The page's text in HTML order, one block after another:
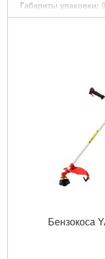
Габариты упаковки:
Вес брутто: 11,300 г
Бензокоса